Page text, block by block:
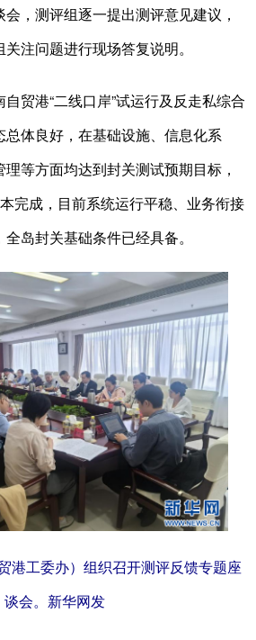
，测评组逐一提出测评意见建议，
注问题进行现场答复说明。
港“二线口岸”试运行及反走私综合
体良好，在基础设施、信息化系
等方面均达到封关测试预期目标，
完成，目前系统运行平稳、业务衔接
岛封关基础条件已经具备。
港工委办）组织召开测评反馈专题座
谈会。新华网发